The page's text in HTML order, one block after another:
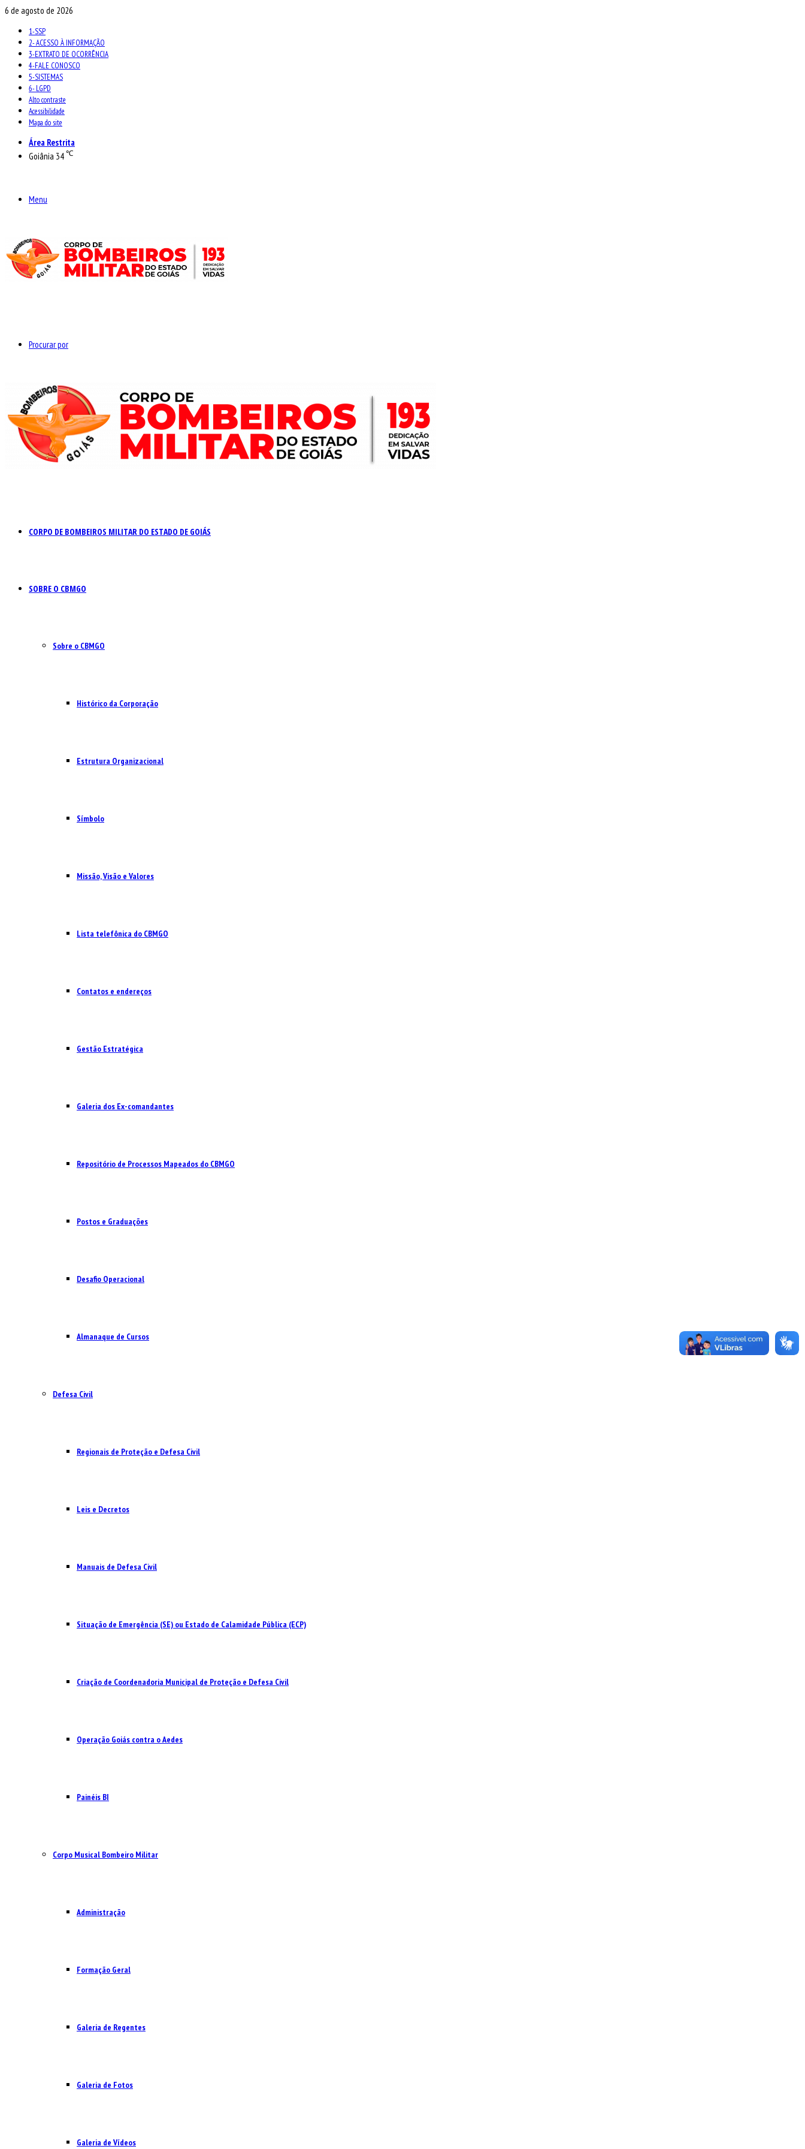
6 de agosto de 2026
1-SSP
2- ACESSO À INFORMAÇÃO
3-EXTRATO DE OCORRÊNCIA
4-FALE CONOSCO
5-SISTEMAS
6- LGPD
Alto contraste
Acessibilidade
Mapa do site
Área Restrita
Goiânia 34℃
Menu
Procurar por
CORPO DE BOMBEIROS MILITAR DO ESTADO DE GOIÁS
SOBRE O CBMGO
Sobre o CBMGO
Histórico da Corporação
Estrutura Organizacional
Símbolo
Missão, Visão e Valores
Lista telefônica do CBMGO
Contatos e endereços
Gestão Estratégica
Galeria dos Ex-comandantes
Repositório de Processos Mapeados do CBMGO
Postos e Graduações
Desafio Operacional
Almanaque de Cursos
Defesa Civil
Regionais de Proteção e Defesa Civil
Leis e Decretos
Manuais de Defesa Civil
Situação de Emergência (SE) ou Estado de Calamidade Pública (ECP)
Criação de Coordenadoria Municipal de Proteção e Defesa Civil
Operação Goiás contra o Aedes
Painéis BI
Corpo Musical Bombeiro Militar
Administração
Formação Geral
Galeria de Regentes
Galeria de Fotos
Galeria de Vídeos